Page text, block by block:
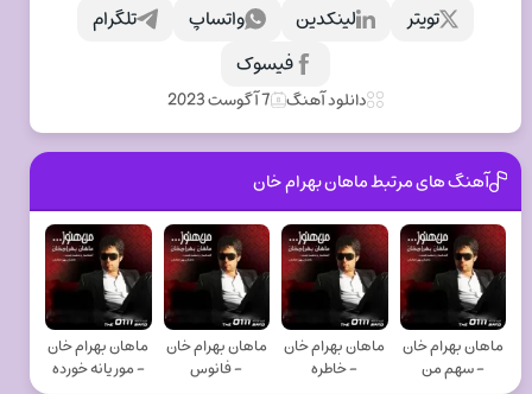
تلگرام واتساپ لینکدین
تویتر
فیسوک
دانلود آهنگ 7 آگوست 2023
آهنگ های مرتبط ماهان بهرام خان
ماهان بهرام خان
- سهم من
ماهان بهرام خان
- خاطره
ماهان بهرام خان
- فانوس
ماهان بهرام خان
- موریانه خورده